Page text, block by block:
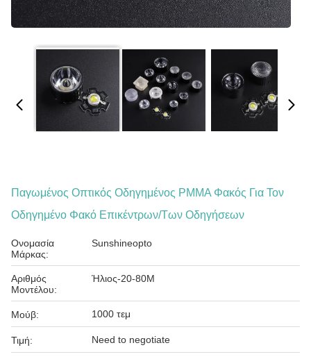
Παγωμένος Οπτικός Οδηγημένος PMMA Φακός Για Τον
Οδηγημένο Φακό Επικέντρων/των Οδηγήσεων
Ονομασία
Μάρκας:
Sunshineopto
Αριθμός
Μοντέλου:
Ήλιος-20-80M
Μούβ: 1000 τεμ
Τιμή: Need to negotiate